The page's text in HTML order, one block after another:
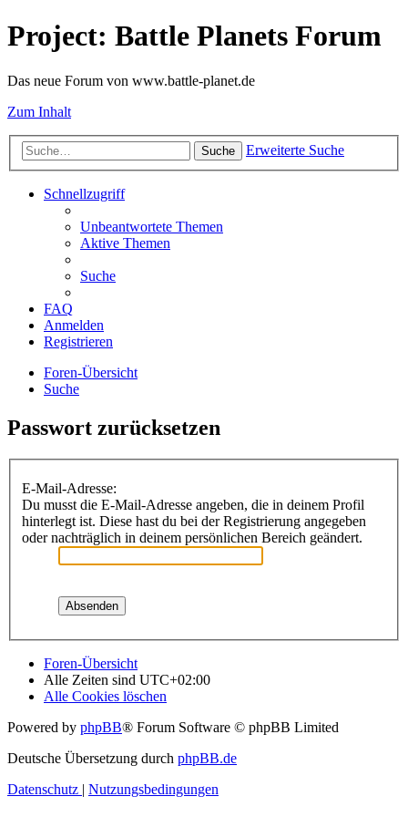
Project: Battle Planets Forum
Das neue Forum von www.battle-planet.de
Zum Inhalt
Suche Erweiterte Suche
Schnellzugriff
Unbeantwortete Themen
Aktive Themen
Suche
FAQ
Anmelden
Registrieren
Foren-Übersicht
Suche
Passwort zurücksetzen
E-Mail-Adresse:
Du musst die E-Mail-Adresse angeben, die in deinem Profil
hinterlegt ist. Diese hast du bei der Registrierung angegeben
oder nachträglich in deinem persönlichen Bereich geändert.
Foren-Übersicht
Alle Zeiten sind UTC+02:00
Alle Cookies löschen
Powered by phpBB® Forum Software © phpBB Limited
Deutsche Übersetzung durch phpBB.de
Datenschutz | Nutzungsbedingungen